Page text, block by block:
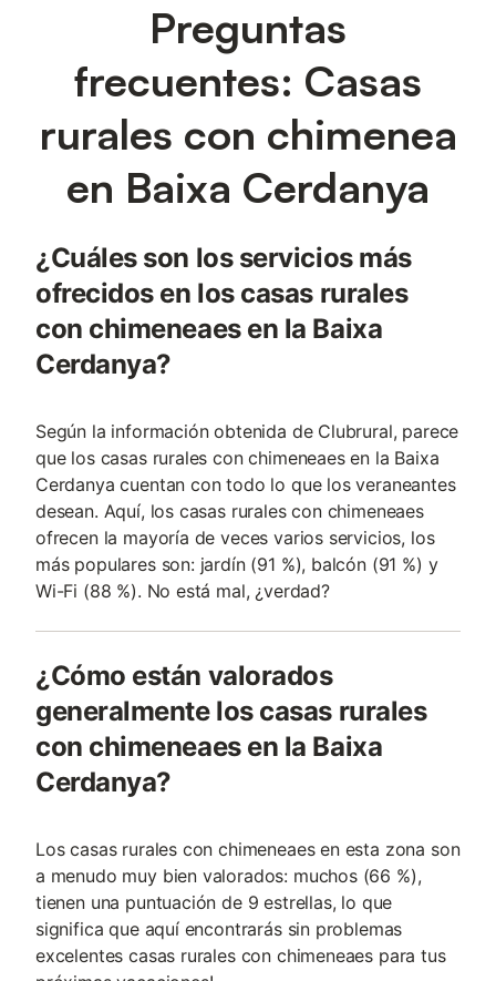
Preguntas
frecuentes: Casas
rurales con chimenea
en Baixa Cerdanya
¿Cuáles son los servicios más
ofrecidos en los casas rurales
con chimeneaes en la Baixa
Cerdanya?
Según la información obtenida de Clubrural, parece
que los casas rurales con chimeneaes en la Baixa
Cerdanya cuentan con todo lo que los veraneantes
desean. Aquí, los casas rurales con chimeneaes
ofrecen la mayoría de veces varios servicios, los
más populares son: jardín (91 %), balcón (91 %) y
Wi-Fi (88 %). No está mal, ¿verdad?
¿Cómo están valorados
generalmente los casas rurales
con chimeneaes en la Baixa
Cerdanya?
Los casas rurales con chimeneaes en esta zona son
a menudo muy bien valorados: muchos (66 %),
tienen una puntuación de 9 estrellas, lo que
significa que aquí encontrarás sin problemas
excelentes casas rurales con chimeneaes para tus